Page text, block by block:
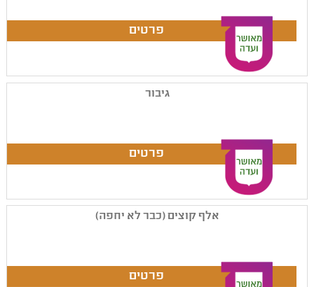
גיבור
אלף קוצים (כבר לא יחפה)